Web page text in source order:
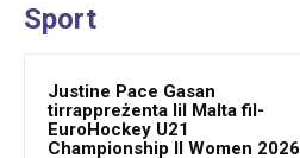
Sport
Justine Pace Gasan
tirrappreżenta lil Malta fil-
EuroHockey U21
Championship II Women 2026